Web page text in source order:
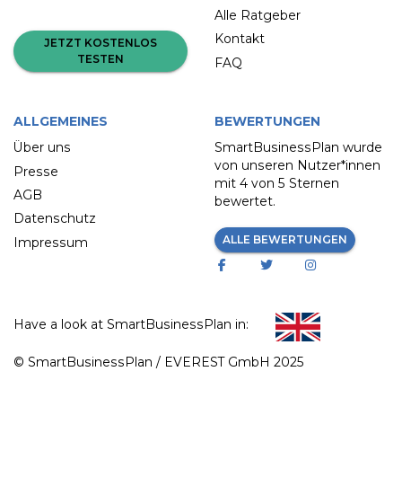
JETZT KOSTENLOS
TESTEN
Alle Ratgeber
Kontakt
FAQ
ALLGEMEINES
Über uns
Presse
AGB
Datenschutz
Impressum
BEWERTUNGEN
SmartBusinessPlan wurde
von unseren Nutzer*innen
mit 4 von 5 Sternen
bewertet.
ALLE BEWERTUNGEN
© SmartBusinessPlan / EVEREST GmbH 2025
Have a look at SmartBusinessPlan in: